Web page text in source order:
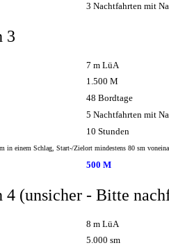
3 Nachtfahrten mit
3
7 m LüA
1.500 M
48 Bordtage
5 Nachtfahrten mit
10 Stunden
in einem Schlag, Start-/Zielort mindestens 80 sm
500 M
(unsicher - Bitte
8 m LüA
5.000 sm